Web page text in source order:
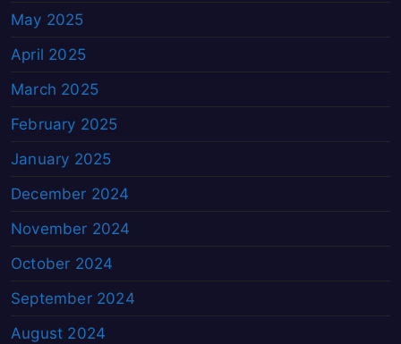
May 2025
April 2025
March 2025
February 2025
January 2025
December 2024
November 2024
October 2024
September 2024
August 2024